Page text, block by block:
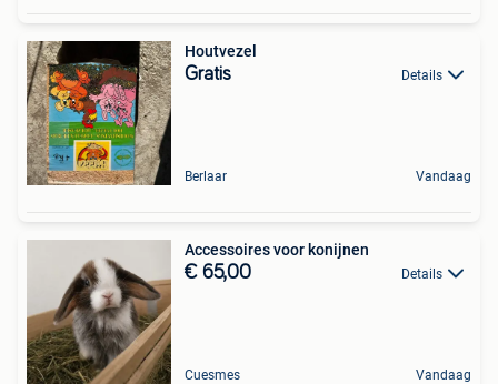
Houtvezel
Gratis Details
Berlaar Vandaag
Accessoires voor konijnen
€ 65,00 Details
Cuesmes Vandaag